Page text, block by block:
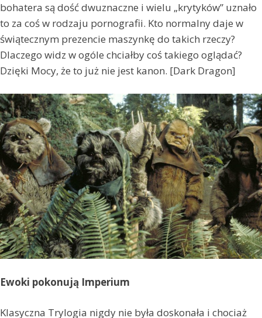
bohatera są dość dwuznaczne i wielu „krytyków” uznało
to za coś w rodzaju pornografii. Kto normalny daje w
świątecznym prezencie maszynkę do takich rzeczy?
Dlaczego widz w ogóle chciałby coś takiego oglądać?
Dzięki Mocy, że to już nie jest kanon. [Dark Dragon]
Ewoki pokonują Imperium
Klasyczna Trylogia nigdy nie była doskonała i chociaż